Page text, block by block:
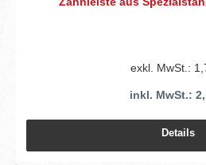
exkl. MwSt.:
inkl. MwSt.:
Details